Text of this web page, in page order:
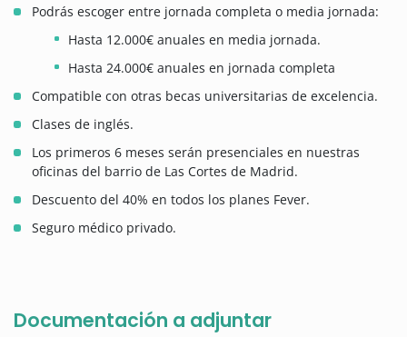
Podrás escoger entre jornada completa o media jornada:
Hasta 12.000€ anuales en media jornada.
Hasta 24.000€ anuales en jornada completa
Compatible con otras becas universitarias de excelencia.
Clases de inglés.
Los primeros 6 meses serán presenciales en nuestras
oficinas del barrio de Las Cortes de Madrid.
Descuento del 40% en todos los planes Fever.
Seguro médico privado.
Documentación a adjuntar